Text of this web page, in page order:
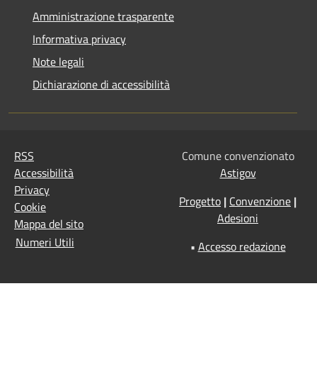
Amministrazione trasparente
Informativa privacy
Note legali
Dichiarazione di accessibilità
RSS
Accessibilità
Privacy
Cookie
Mappa del sito
Numeri Utili
Comune convenzionato
Astigov
Progetto | Convenzione |
Adesioni
• Accesso redazione